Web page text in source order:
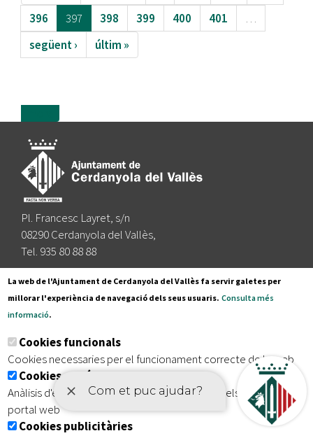
396
397 398 399 400 401
…
següent ›
últim »
Pl. Francesc Layret, s/n
08290 Cerdanyola del Vallès,
Tel. 935 80 88 88
Segueix-nos a:
Subscriu-te al nostre butlletí
Inici | Mapa del lloc
| Accessibilitat
La web de l'Ajuntament de Cerdanyola del Vallès fa servir galetes per
millorar l'experiència de navegació dels seus usuaris. Consulta més
informació.
Cookies funcionals
Cookies necessaries per el funcionament correcte de la web
Cookies analítiques
Anàlisis d'estadístiques que permeten millorar els serveis del
portal web
Cookies publicitàries